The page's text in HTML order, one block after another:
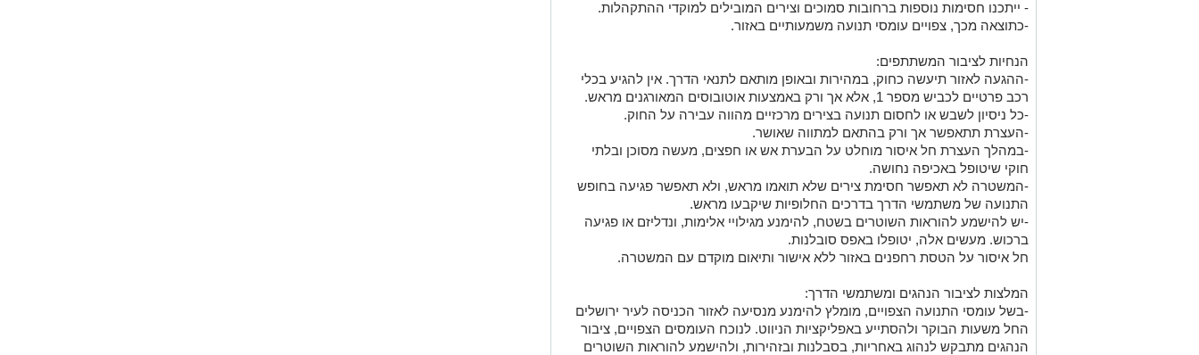
- ייתכנו חסימות נוספות ברחובות סמוכים וצירים המובילים למוקדי ההתקהלות.
-כתוצאה מכך, צפויים עומסי תנועה משמעותיים באזור.
הנחיות לציבור המשתתפים:
-ההגעה לאזור תיעשה כחוק, במהירות ובאופן מותאם לתנאי הדרך. אין להגיע בכלי
רכב פרטיים לכביש מספר 1, אלא אך ורק באמצעות אוטובוסים המאורגנים מראש.
-כל ניסיון לשבש או לחסום תנועה בצירים מרכזיים מהווה עבירה על החוק.
-העצרת תתאפשר אך ורק בהתאם למתווה שאושר.
-במהלך העצרת חל איסור מוחלט על הבערת אש או חפצים, מעשה מסוכן ובלתי
חוקי שיטופל באכיפה נחושה.
-המשטרה לא תאפשר חסימת צירים שלא תואמו מראש, ולא תאפשר פגיעה בחופש
התנועה של משתמשי הדרך בדרכים החלופיות שיקבעו מראש.
-יש להישמע להוראות השוטרים בשטח, להימנע מגילויי אלימות, ונדליזם או פגיעה
ברכוש. מעשים אלה, יטופלו באפס סובלנות.
חל איסור על הטסת רחפנים באזור ללא אישור ותיאום מוקדם עם המשטרה.
המלצות לציבור הנהגים ומשתמשי הדרך:
-בשל עומסי התנועה הצפויים, מומלץ להימנע מנסיעה לאזור הכניסה לעיר ירושלים
החל משעות הבוקר ולהסתייע באפליקציות הניווט. לנוכח העומסים הצפויים, ציבור
הנהגים מתבקש לנהוג באחריות, בסבלנות ובזהירות, ולהישמע להוראות השוטרים